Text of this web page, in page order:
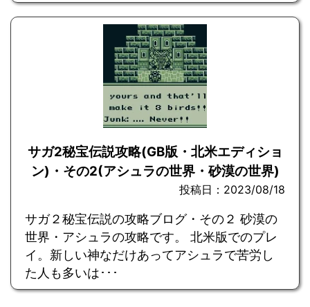
サガ2秘宝伝説攻略(GB版・北米エディショ
ン)・その2(アシュラの世界・砂漠の世界)
投稿日：2023/08/18
サガ２秘宝伝説の攻略ブログ・その２ 砂漠の
世界・アシュラの攻略です。 北米版でのプレ
イ。新しい神なだけあってアシュラで苦労し
た人も多いは･･･